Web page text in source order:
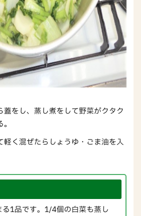
蓋をし、蒸し煮をして野菜がクタク
く混ぜたらしょうゆ・ごま油を入
る1品です。1/4個の白菜も蒸し